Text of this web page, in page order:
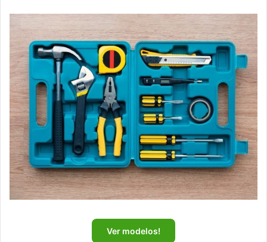
Ver modelos!